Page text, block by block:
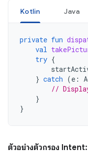
Kotlin Java
private fun
val
try {
} catch (e :
//
}
}
ตัวอย่างตัวกรอง Intent: